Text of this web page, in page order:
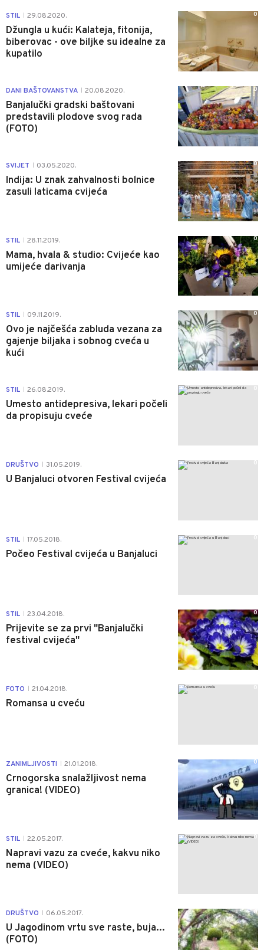
STIL 29.08.2020.
Džungla u kući: Kalateja, fitonija,
biberovac - ove biljke su idealne za
kupatilo
0
DANI BAŠTOVANSTVA 20.08.2020.
Banjalučki gradski baštovani
predstavili plodove svog rada
(FOTO)
0
SVIJET 03.05.2020.
Indija: U znak zahvalnosti bolnice
zasuli laticama cvijeća
0
STIL 28.11.2019.
Mama, hvala & studio: Cvijeće kao
umijeće darivanja
0
STIL 09.11.2019.
Ovo je najčešća zabluda vezana za
gajenje biljaka i sobnog cveća u
kući
0
STIL 26.08.2019.
Umesto antidepresiva, lekari počeli
da propisuju cveće
0
DRUŠTVO 31.05.2019.
U Banjaluci otvoren Festival cvijeća
0
STIL 17.05.2018.
Počeo Festival cvijeća u Banjaluci
0
STIL 23.04.2018.
Prijevite se za prvi "Banjalučki
festival cvijeća"
0
FOTO 21.04.2018.
Romansa u cveću
0
ZANIMLJIVOSTI 21.01.2018.
Crnogorska snalažljivost nema
granica! (VIDEO)
0
STIL 22.05.2017.
Napravi vazu za cveće, kakvu niko
nema (VIDEO)
0
DRUŠTVO 06.05.2017.
U Jagodinom vrtu sve raste, buja...
(FOTO)
0